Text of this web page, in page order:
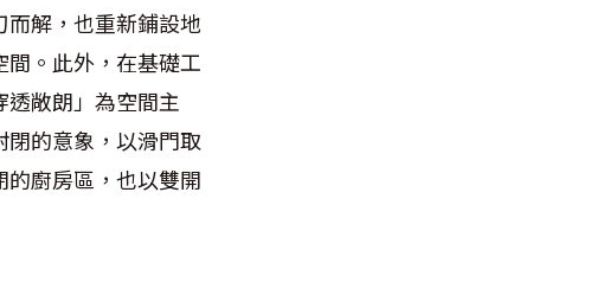
解，也重新鋪設地
。此外，在基礎工
敞朗」為空間主
的意象，以滑門取
廚房區，也以雙開